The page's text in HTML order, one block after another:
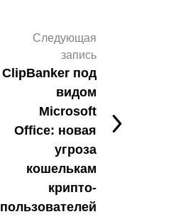
Следующая
запись
ClipBanker под
видом
Microsoft
Office: новая
угроза
кошелькам
крипто-
пользователей